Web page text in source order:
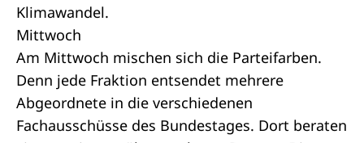
Klimawandel.
Mittwoch
Am Mittwoch mischen sich die Parteifarben.
Denn jede Fraktion entsendet mehrere
Abgeordnete in die verschiedenen
Fachausschüsse des Bundestages. Dort beraten